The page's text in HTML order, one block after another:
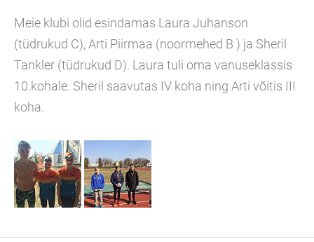
Meie klubi olid esindamas Laura Juhanson
(tüdrukud C), Arti Piirmaa (noormehed B ) ja Sheril
Tankler (tüdrukud D). Laura tuli oma vanuseklassis
10.kohale. Sheril saavutas IV koha ning Arti võitis III
koha.